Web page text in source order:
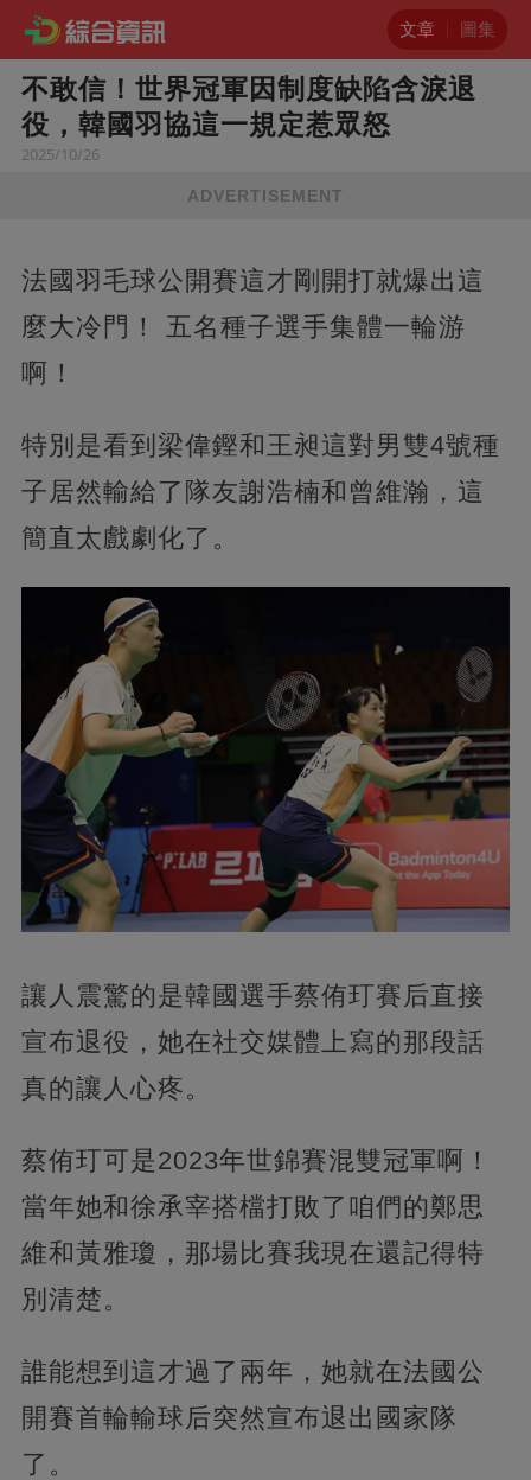
文章 圖集
不敢信！世界冠軍因制度缺陷含淚退
役，韓國羽協這一規定惹眾怒
2025/10/26
ADVERTISEMENT
法國羽毛球公開賽這才剛開打就爆出這
麼大冷門！ 五名種子選手集體一輪游
啊！
特別是看到梁偉鏗和王昶這對男雙4號種
子居然輸給了隊友謝浩楠和曾維瀚，這
簡直太戲劇化了。
讓人震驚的是韓國選手蔡侑玎賽后直接
宣布退役，她在社交媒體上寫的那段話
真的讓人心疼。
蔡侑玎可是2023年世錦賽混雙冠軍啊！
當年她和徐承宰搭檔打敗了咱們的鄭思
維和黃雅瓊，那場比賽我現在還記得特
別清楚。
誰能想到這才過了兩年，她就在法國公
開賽首輪輸球后突然宣布退出國家隊
了。